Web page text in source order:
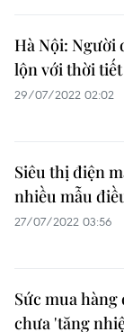
Hà Nội: Người
lộn với thời
29/07/2022 02:02
Siêu thị điện
nhiều mẫu
27/07/2022 03:56
Sức mua
chưa 'tăng